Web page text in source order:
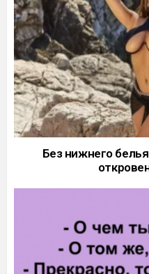
Без нижнего